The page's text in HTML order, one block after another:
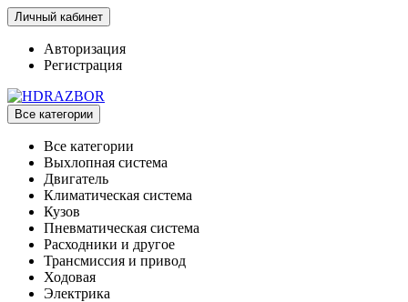
Личный кабинет
Авторизация
Регистрация
Все категории
Все категории
Выхлопная система
Двигатель
Климатическая система
Кузов
Пневматическая система
Расходники и другое
Трансмиссия и привод
Ходовая
Электрика